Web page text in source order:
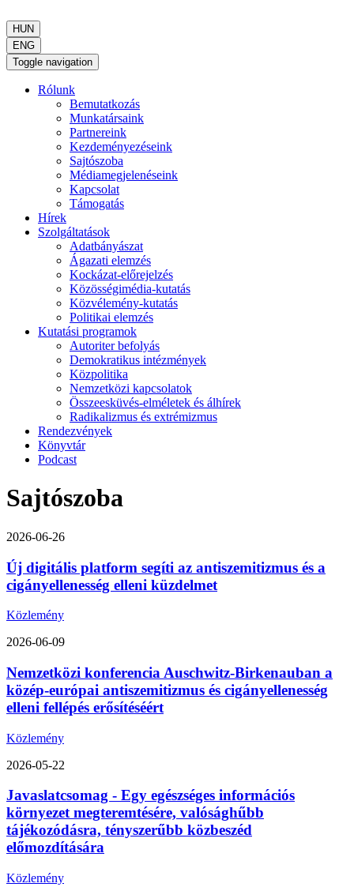
HUN
ENG
Toggle navigation
Rólunk
Bemutatkozás
Munkatársaink
Partnereink
Kezdeményezéseink
Sajtószoba
Médiamegjelenéseink
Kapcsolat
Támogatás
Hírek
Szolgáltatások
Adatbányászat
Ágazati elemzés
Kockázat-előrejelzés
Közösségimédia-kutatás
Közvélemény-kutatás
Politikai elemzés
Kutatási programok
Autoriter befolyás
Demokratikus intézmények
Közpolitika
Nemzetközi kapcsolatok
Összeesküvés-elméletek és álhírek
Radikalizmus és extrémizmus
Rendezvények
Könyvtár
Podcast
Sajtószoba
2026-06-26
Új digitális platform segíti az antiszemitizmus és a
cigányellenesség elleni küzdelmet
Közlemény
2026-06-09
Nemzetközi konferencia Auschwitz-Birkenauban a
közép-európai antiszemitizmus és cigányellenesség
elleni fellépés erősítéséért
Közlemény
2026-05-22
Javaslatcsomag - Egy egészséges információs
környezet megteremtésére, valósághűbb
tájékozódásra, tényszerűbb közbeszéd
előmozdítására
Közlemény